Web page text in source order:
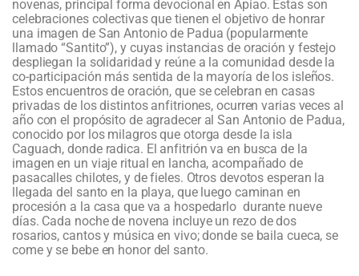
novenas, principal forma devocional en Apiao. Estas son
celebraciones colectivas que tienen el objetivo de honrar
una imagen de San Antonio de Padua (popularmente
llamado “Santito”), y cuyas instancias de oración y festejo
despliegan la solidaridad y reúne a la comunidad desde la
co-participación más sentida de la mayoría de los isleños.
Estos encuentros de oración, que se celebran en casas
privadas de los distintos anfitriones, ocurren varias veces al
año con el propósito de agradecer al San Antonio de Padua,
conocido por los milagros que otorga desde la isla
Caguach, donde radica. El anfitrión va en busca de la
imagen en un viaje ritual en lancha, acompañado de
pasacalles chilotes, y de fieles. Otros devotos esperan la
llegada del santo en la playa, que luego caminan en
procesión a la casa que va a hospedarlo durante nueve
días. Cada noche de novena incluye un rezo de dos
rosarios, cantos y música en vivo; donde se baila cueca, se
come y se bebe en honor del santo.